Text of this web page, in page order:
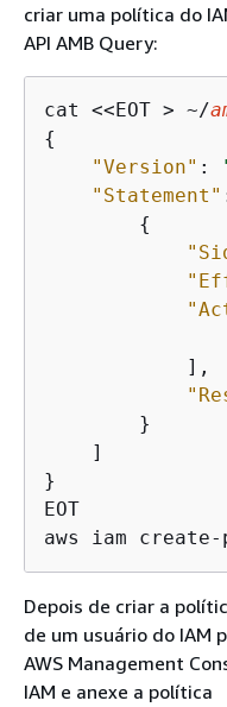
criar uma política do
API AMB Query:
cat <<EOT > ~/
{
"Version" :
"Statement"
{
            ],
        }
    ]
}
EOT
aws iam create-
Depois de criar a
de um usuário do IAM
AWS Management
IAM e anexe a política